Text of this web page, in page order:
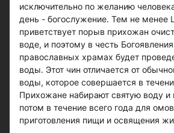
исключительно по желанию
день - богослужение. Тем не менее
приветствует порыв прихожан
воде, и поэтому в честь
православных храмах будет
воды. Этот чин отличается от
воды, которое совершается в
Прихожане набирают святую воду и
потом в течение всего года для
приготовления пищи и освящения